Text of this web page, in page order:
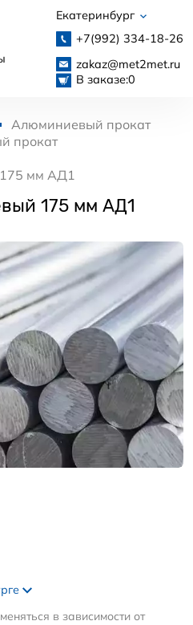
Екатеринбург
+7(992) 334-18-26
zakaz@met2met.ru
В заказе:0
Алюминиевый прокат
прокат
мм АД1
175 мм АД1
в зависимости от